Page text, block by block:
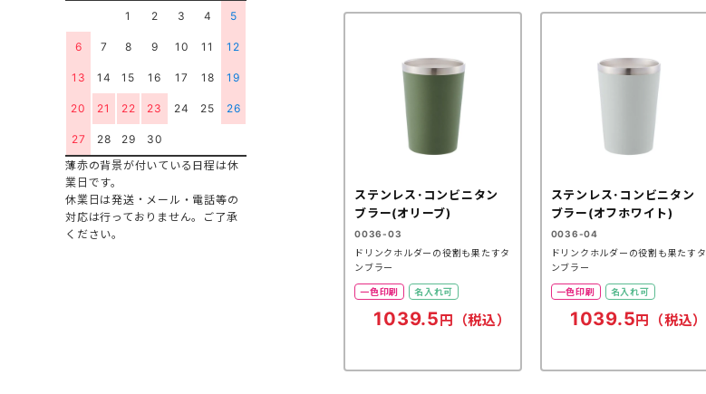
ステンレス･コンビニタン
ブラー(オリーブ)
0036-03
ドリンクホルダーの役割も果たすタ
ンブラー
一色印刷 名入れ可
1039.5 円（税込）
ステンレス･コンビニタン
ブラー(オフホワイト)
0036-04
ドリンクホルダーの役割も果たすタ
ンブラー
一色印刷 名入れ可
1039.5 円（税込）
1 2 3 4 5
6 7 8 9 10 11 12
13 14 15 16 17 18 19
20 21 22 23 24 25 26
27 28 29
30
薄赤の背景が付いている日程は休
業日です。
休業日は発送・メール・電話等の
対応は行っておりません。ご了承
ください。